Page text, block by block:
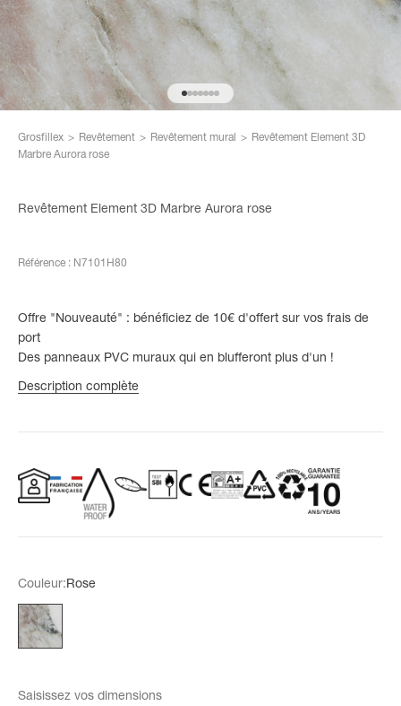
Aller à l'élément 1
Aller à l'élément 2
Aller à l'élément 3
Aller à l'élément 4
Aller à l'élément 5
Aller à l'élément 6
Aller à l'élément 7
Grosfillex > Revêtement > Revêtement mural > Revêtement Element 3D
Marbre Aurora rose
Revêtement Element 3D Marbre Aurora rose
Référence : N7101H80
Offre "Nouveauté" : bénéficiez de 10€ d'offert sur vos frais de
port
Des panneaux PVC muraux qui en blufferont plus d'un !
Description complète
Couleur:Rose
Rose
Saisissez vos dimensions